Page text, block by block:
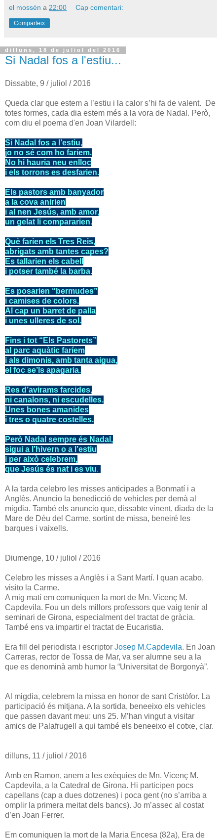
el mossèn a 22:00 Cap comentari:
Comparteix
dilluns, 18 de juliol del 2016
Si Nadal fos a l'estiu...
Dissabte, 9 / juliol / 2016
Queda clar que estem a l’estiu i la calor s’hi fa de valent. De
totes formes, cada dia estem més a la vora de Nadal. Però,
com diu el poema d'en Joan Vilardell:
Si Nadal fos a l’estiu,
jo no sé com ho faríem.
No hi hauria neu enlloc
i els torrons es desfarien.
Els pastors amb banyador
a la cova anirien
i al nen Jesús, amb amor,
un gelat li compararien.
Què farien els Tres Reis,
abrigats amb tantes capes?
Es tallarien els cabell
i potser també la barba.
Es posarien “bermudes”
i camises de colors.
Al cap un barret de palla
i unes ulleres de sol.
Fins i tot “Els Pastorets”
al parc aquàtic faríem
i als dimonis, amb tanta aigua,
el foc se’ls apagaria.
Res d’avirams farcides,
ni canalons, ni escudelles.
Unes bones amanides
i tres o quatre costelles.
Però Nadal sempre és Nadal,
sigui a l’hivern o a l’estiu
i per això celebrem,
que Jesús és nat i es viu.
A la tarda celebro les misses anticipades a Bonmatí i a
Anglès. Anuncio la benedicció de vehicles per demà al
migdia. També els anuncio que, dissabte vinent, diada de la
Mare de Déu del Carme, sortint de missa, beneiré les
barques i vaixells.
Diumenge, 10 / juliol / 2016
Celebro les misses a Anglès i a Sant Martí. I quan acabo,
visito la Carme.
A mig matí em comuniquen la mort de Mn. Vicenç M.
Capdevila. Fou un dels millors professors que vaig tenir al
seminari de Girona, especialment del tractat de gràcia.
També ens va impartir el tractat de Eucaristia.
Era fill del periodista i escriptor Josep M.Capdevila. En Joan
Carreras, rector de Tossa de Mar, va ser alumne seu a la
que es denominà amb humor la “Universitat de Borgonyà”.
Al migdia, celebrem la missa en honor de sant Cristòfor. La
participació és mitjana. A la sortida, beneeixo els vehicles
que passen davant meu: uns 25. M’han vingut a visitar
amics de Palafrugell a qui també els beneeixo el cotxe, clar.
dilluns, 11 / juliol / 2016
Amb en Ramon, anem a les exèquies de Mn. Vicenç M.
Capdevila, a la Catedral de Girona. Hi participen pocs
capellans (cap a dues dotzenes) i poca gent (no s’arriba a
omplir la primera meitat dels bancs). Jo m’assec al costat
d’en Joan Ferrer.
Em comuniquen la mort de la Maria Encesa (82a), Era de